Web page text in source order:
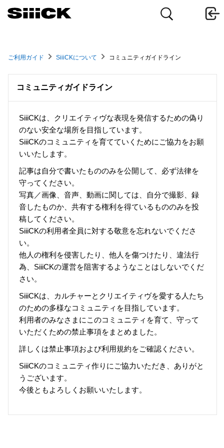
ご利用ガイド SiiiCKについて コミュニティガイドライン
コミュニティガイドライン
SiiiCKは、クリエイティヴな表現を発信するための偽り
のない安全な場所を目指しています。
SiiiCKのコミュニティを育てていくためにご協力をお願
いいたします。
記事は自分で書いたもののみを公開して、必ず法律を
守ってください。
写真／画像、音声、動画に関しては、自分で撮影、録
音したものか、共有する権利を得ているもののみを投
稿してください。
SiiiCKの利用者全員に対する敬意を忘れないでくださ
い。
他人の権利を侵害したり、他人を傷つけたり、違法行
為、SiiiCKの運営を阻害するようなことはしないでくだ
さい。
SiiiCKは、カルチャーとクリエイティヴを愛する人たち
のための多様なコミュニティを目指しています。
利用者のみなさまにこのコミュニティを育て、守って
いただくための禁止事項をまとめました。
詳しくは禁止事項および利用規約をご確認ください。
SiiiCKのコミュニティ作りにご協力いただき、ありがと
うございます。
今後ともよろしくお願いいたします。